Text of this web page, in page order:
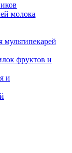
молока
мультипекарей
фруктов и
и